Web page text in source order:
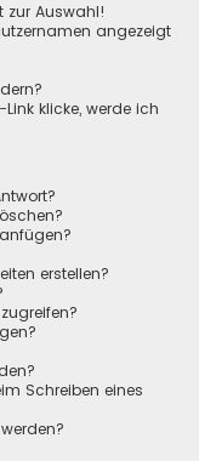
zur Auswahl!
angezeigt
klicke, werde ich
erstellen?
Schreiben eines